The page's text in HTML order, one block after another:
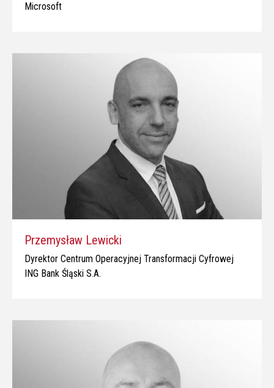
Microsoft
Przemysław Lewicki
Dyrektor Centrum Operacyjnej Transformacji Cyfrowej
ING Bank Śląski S.A.